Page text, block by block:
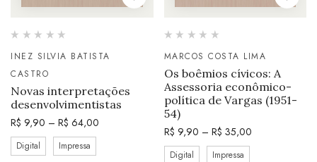
INEZ SILVIA BATISTA
CASTRO
Novas interpretações
desenvolvimentistas
R$ 9,90 – R$ 64,00
Digital Impressa
MARCOS COSTA LIMA
Os boêmios cívicos: A
Assessoria econômico-
política de Vargas (1951-
54)
R$ 9,90 – R$ 35,00
Digital Impressa